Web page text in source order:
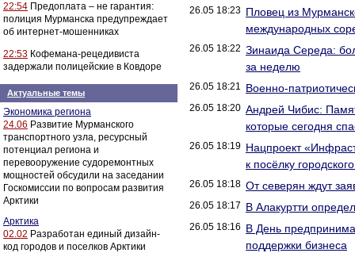
22:54 Предоплата – не гарантия:
полиция Мурманска предупреждает
об интернет-мошенниках
22:53 Кофемана-рецедивиста
задержали полицейские в Ковдоре
Актуальные темы
Экономика региона
24.06 Развитие Мурманского
транспортного узла, ресурсный
потенциал региона и
перевооружение судоремонтных
мощностей обсудили на заседании
Госкомиссии по вопросам развития
Арктики
Арктика
02.02 Разработан единый дизайн-
код городов и поселков Арктики
26.05 18:23 Пловец из
международных
26.05 18:22 Зинаида Середа:
за неделю
26.05 18:21 Военно-
26.05 18:20 Андрей Чибис:
которые сегодня
26.05 18:19 Нацпроект
к посёлку
26.05 18:18 От северян ждут
26.05 18:17 В Алакуртти
26.05 18:16 В День
поддержки бизнеса